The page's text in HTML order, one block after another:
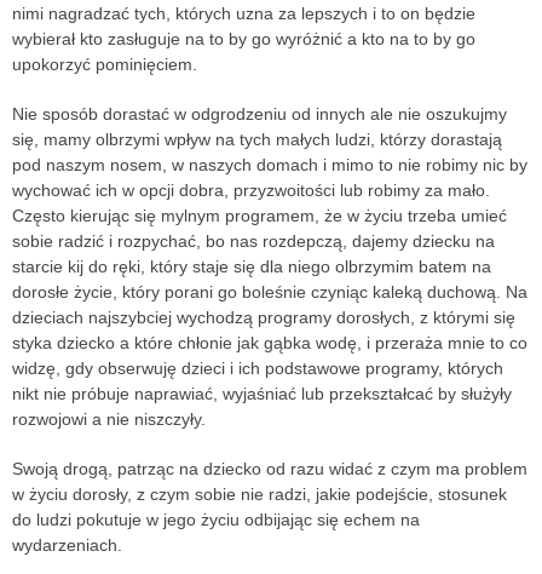
nimi nagradzać tych, których uzna za lepszych i to on będzie
wybierał kto zasługuje na to by go wyróżnić a kto na to by go
upokorzyć pominięciem.
Nie sposób dorastać w odgrodzeniu od innych ale nie oszukujmy
się, mamy olbrzymi wpływ na tych małych ludzi, którzy dorastają
pod naszym nosem, w naszych domach i mimo to nie robimy nic by
wychować ich w opcji dobra, przyzwoitości lub robimy za mało.
Często kierując się mylnym programem, że w życiu trzeba umieć
sobie radzić i rozpychać, bo nas rozdepczą, dajemy dziecku na
starcie kij do ręki, który staje się dla niego olbrzymim batem na
dorosłe życie, który porani go boleśnie czyniąc kaleką duchową. Na
dzieciach najszybciej wychodzą programy dorosłych, z którymi się
styka dziecko a które chłonie jak gąbka wodę, i przeraża mnie to co
widzę, gdy obserwuję dzieci i ich podstawowe programy, których
nikt nie próbuje naprawiać, wyjaśniać lub przekształcać by służyły
rozwojowi a nie niszczyły.
Swoją drogą, patrząc na dziecko od razu widać z czym ma problem
w życiu dorosły, z czym sobie nie radzi, jakie podejście, stosunek
do ludzi pokutuje w jego życiu odbijając się echem na
wydarzeniach.